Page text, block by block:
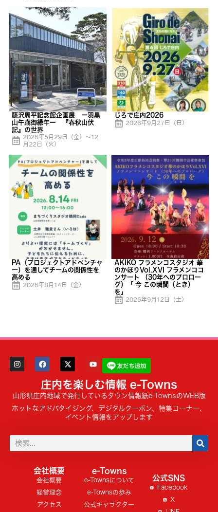
藤沢周平記念館企画展 ー羽黒
山午歳御縁年ー 『春秋山伏
記』の世界
2026年5月29日（金）〜12
月22日（火）
じろで庄内2026
2026年9月27日（日）
PA（プロジェクトアドベンチャ
ー）を通してチームの関係性を
高める
2026年8月14日（金）
AKIKO フラメンコスタジオ 華
のかほりVol.XVI フラメンココ
ンサート （30年へのプロロー
グ）「 今 この瞬間（とき）
を」
2026年9月12日（土）
庄内を楽しむ情報 e-Towns
山形県庄内地域で発行しているタウン情報紙e-TownsのWEB版
ホットなアドバタイジング、デジタルクーポン、特集コーナー、
イベント情報をアップします
会社概要
会社概要
経営理念
アクセス
e-Towns
e-Townsについて
e-Townsの歩み
公式キャラクター
公式SNS
Facebook
X